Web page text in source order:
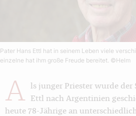
Pater Hans Ettl hat in seinem Leben viele
einzelne hat ihm große Freude bereitet. ©Helm
A
ls junger Priester wurde der
Ettl nach Argentinien
heute 78-Jährige an